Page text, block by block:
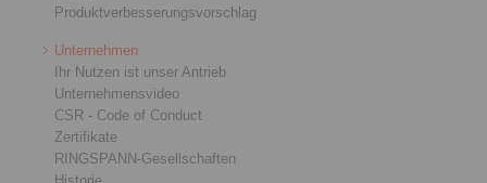
Produktverbesserungsvorschlag
Unternehmen
Ihr Nutzen ist unser Antrieb
Unternehmensvideo
CSR - Code of Conduct
Zertifikate
RINGSPANN-Gesellschaften